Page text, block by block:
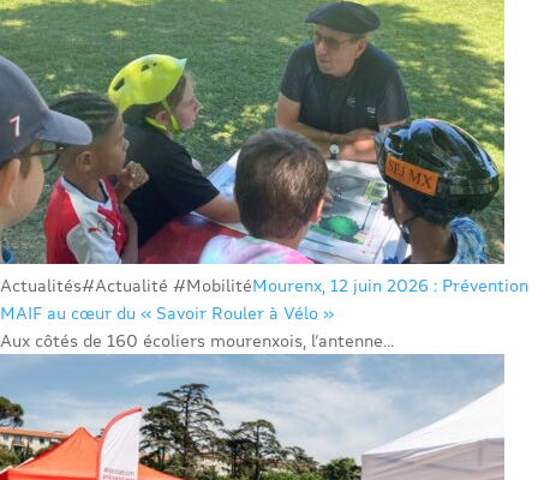
Actualités#Actualité #MobilitéMourenx, 12 juin 2026 : Prévention
MAIF au cœur du « Savoir Rouler à Vélo »
Aux côtés de 160 écoliers mourenxois, l’antenne...